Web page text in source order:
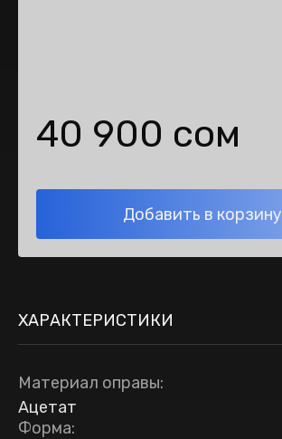
40 900 сом
Добавить в корзину
ХАРАКТЕРИСТИКИ
Материал оправы:
Ацетат
Форма: